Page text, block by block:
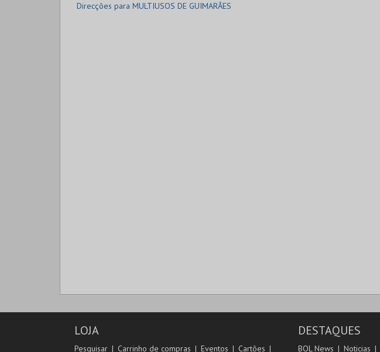
Direcções para MULTIUSOS DE GUIMARÃES
LOJA
Pesquisar Carrinho de compras Eventos Cartões
DESTAQUES
BOL News Noticias